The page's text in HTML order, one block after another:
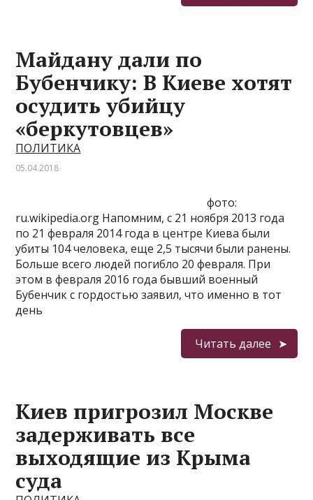
Майдану дали по
Бубенчику: В Киеве хотят
осудить убийцу
«беркутовцев»
ПОЛИТИКА
05.04.2018
фото:
ru.wikipedia.org Напомним, с 21 ноября 2013 года
по 21 февраля 2014 года в центре Киева были
убиты 104 человека, еще 2,5 тысячи были ранены.
Больше всего людей погибло 20 февраля. При
этом в февраля 2016 года бывший военный
Бубенчик с гордостью заявил, что именно в тот
день
Читать далее
Киев пригрозил Москве
задерживать все
выходящие из Крыма
суда